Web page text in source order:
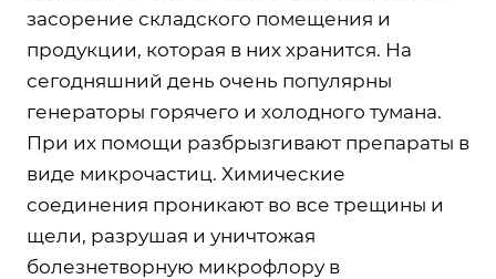
засорение складского помещения и
продукции, которая в них хранится. На
сегодняшний день очень популярны
генераторы горячего и холодного тумана.
При их помощи разбрызгивают препараты в
виде микрочастиц. Химические
соединения проникают во все трещины и
щели, разрушая и уничтожая
болезнетворную микрофлору в